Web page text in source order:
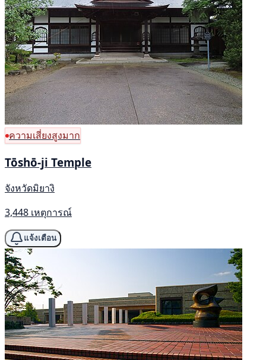
ความเสี่ยงสูงมาก
Tōshō-ji Temple
จังหวัดมิยางิ
3,448 เหตุการณ์
แจ้งเตือน